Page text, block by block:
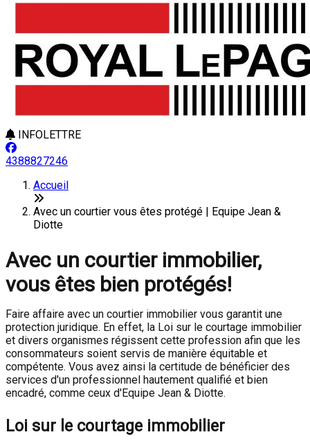
INFOLETTRE
4388827246
Accueil
Avec un courtier vous êtes protégé | Equipe Jean &
Diotte
Avec un courtier immobilier,
vous êtes bien protégés!
Faire affaire avec un courtier immobilier vous garantit une
protection juridique. En effet, la Loi sur le courtage immobilier
et divers organismes régissent cette profession afin que les
consommateurs soient servis de manière équitable et
compétente. Vous avez ainsi la certitude de bénéficier des
services d'un professionnel hautement qualifié et bien
encadré, comme ceux d'Equipe Jean & Diotte.
Loi sur le courtage immobilier